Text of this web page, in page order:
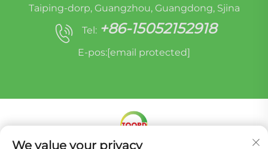
Taiping-dorp, Guangzhou, Guangdong, Sjina
Tel: +86-15052152918
E-pos:[email protected]
We value your privacy